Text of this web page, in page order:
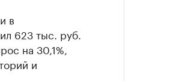
в
623 тыс. руб.
на 30,1%,
и